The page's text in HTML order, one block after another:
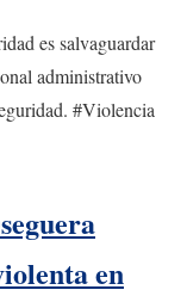
es salvaguardar
administrativo
#Violencia
en